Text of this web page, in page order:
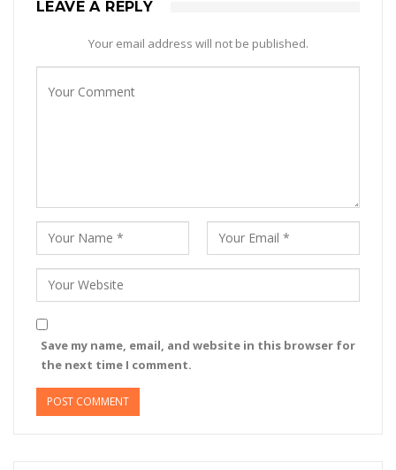
LEAVE A REPLY
Your email address will not be published.
Save my name, email, and website in this browser for
the next time I comment.